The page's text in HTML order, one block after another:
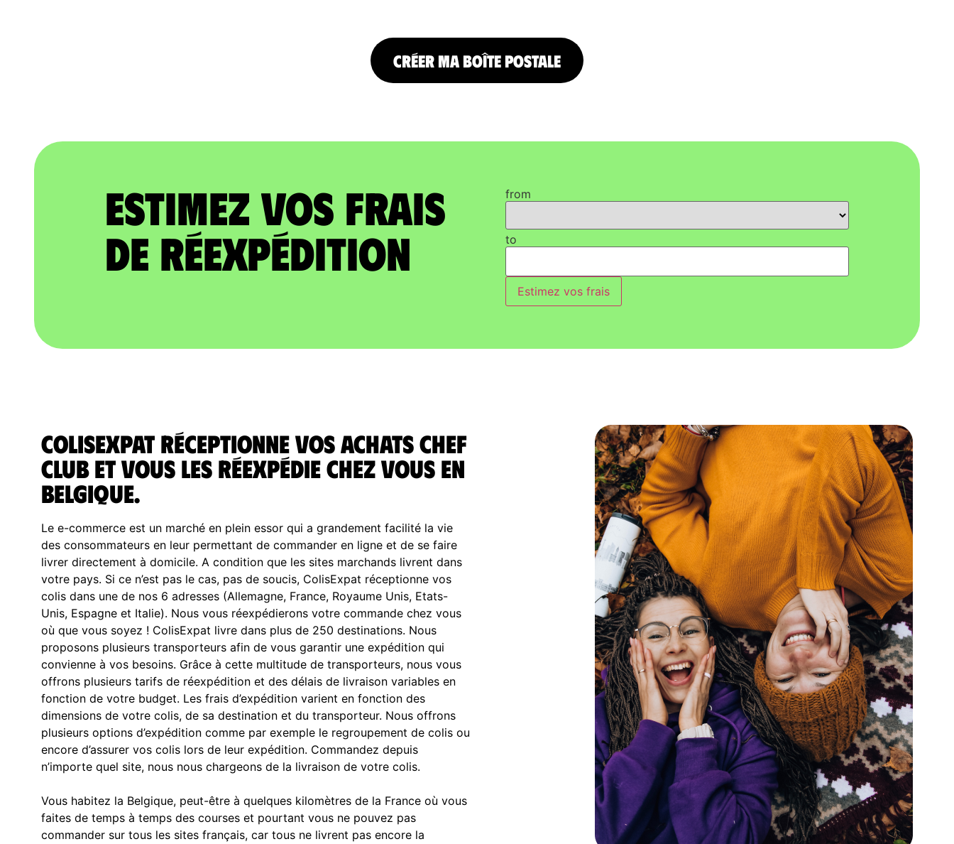
CRÉER MA BOÎTE POSTALE
Estimez vos frais
de réexpédition
from
to
Estimez vos frais
ColisExpat réceptionne vos achats Chef
club et vous les réexpédie chez vous en
Belgique.
Le e-commerce est un marché en plein essor qui a grandement facilité la vie
des consommateurs en leur permettant de commander en ligne et de se faire
livrer directement à domicile. A condition que les sites marchands livrent dans
votre pays. Si ce n’est pas le cas, pas de soucis, ColisExpat réceptionne vos
colis dans une de nos 6 adresses (Allemagne, France, Royaume Unis, Etats-
Unis, Espagne et Italie). Nous vous réexpédierons votre commande chez vous
où que vous soyez ! ColisExpat livre dans plus de 250 destinations. Nous
proposons plusieurs transporteurs afin de vous garantir une expédition qui
convienne à vos besoins. Grâce à cette multitude de transporteurs, nous vous
offrons plusieurs tarifs de réexpédition et des délais de livraison variables en
fonction de votre budget. Les frais d’expédition varient en fonction des
dimensions de votre colis, de sa destination et du transporteur. Nous offrons
plusieurs options d’expédition comme par exemple le regroupement de colis ou
encore d’assurer vos colis lors de leur expédition. Commandez depuis
n’importe quel site, nous nous chargeons de la livraison de votre colis.
Vous habitez la Belgique, peut-être à quelques kilomètres de la France où vous
faites de temps à temps des courses et pourtant vous ne pouvez pas
commander sur tous les sites français, car tous ne livrent pas encore la